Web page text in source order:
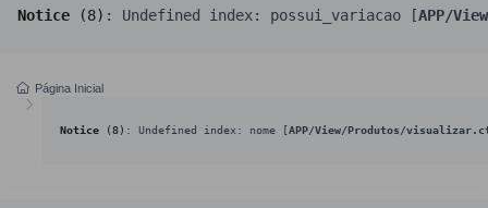
Notice (8) : Undefined index: possui_variacao [APP/
Página Inicial
Notice (8) : Undefined index: nome [APP/View/Produtos/